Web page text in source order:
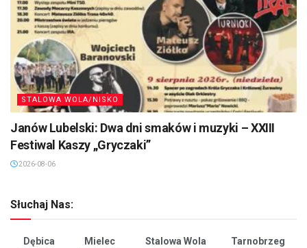
STALOWA WOLA/NISKO
Janów Lubelski: Dwa dni smaków i muzyki – XXIII
Festiwal Kaszy „Gryczaki”
2026-08-06
Słuchaj Nas:
Dębica Mielec Stalowa Wola
Tarnobrzeg